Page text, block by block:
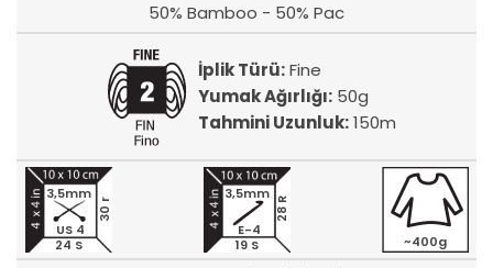
50% Bamboo - 50% Pac
İplik Türü:Fine
Yumak Ağırlığı: 50g
Tahmini Uzunluk:150m
24 S
30 r
3,5mm
US 4
19 S
28 R
3,5mm
E-4
~400g